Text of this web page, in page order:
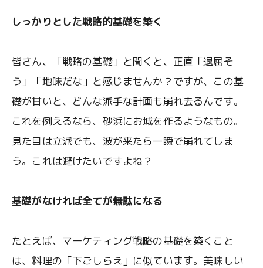
しっかりとした戦略的基礎を築く
皆さん、「戦略の基礎」と聞くと、正直「退屈そ
う」「地味だな」と感じませんか？ですが、この基
礎が甘いと、どんな派手な計画も崩れ去るんです。
これを例えるなら、砂浜にお城を作るようなもの。
見た目は立派でも、波が来たら一瞬で崩れてしま
う。これは避けたいですよね？
基礎がなければ全てが無駄になる
たとえば、マーケティング戦略の基礎を築くこと
は、料理の「下ごしらえ」に似ています。美味しい